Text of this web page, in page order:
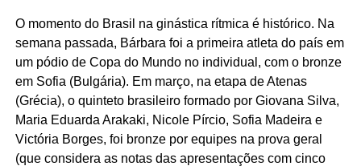
O momento do Brasil na ginástica rítmica é histórico. Na
semana passada, Bárbara foi a primeira atleta do país em
um pódio de Copa do Mundo no individual, com o bronze
em Sofia (Bulgária). Em março, na etapa de Atenas
(Grécia), o quinteto brasileiro formado por Giovana Silva,
Maria Eduarda Arakaki, Nicole Pírcio, Sofia Madeira e
Victória Borges, foi bronze por equipes na prova geral
(que considera as notas das apresentações com cinco